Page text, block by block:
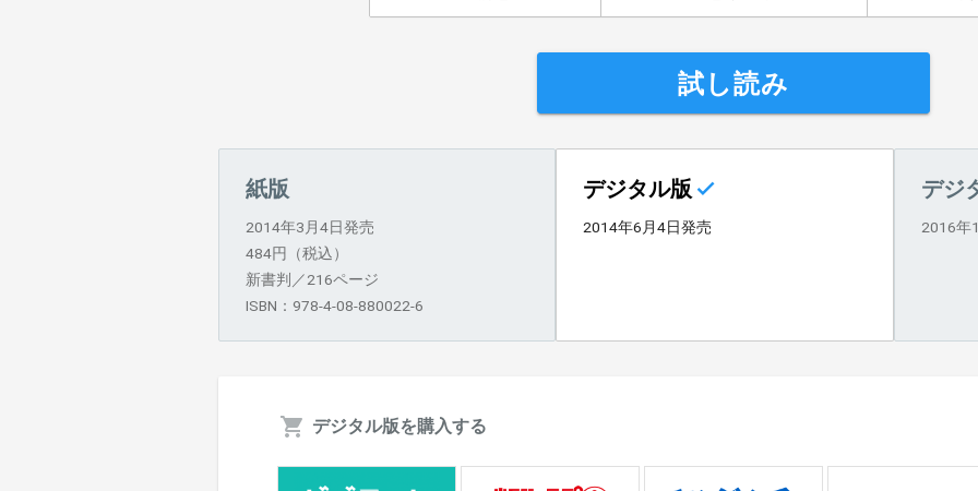
試し読み
紙版
2014年3月4日発売
484円（税込）
新書判／216ページ
ISBN：978-4-08-880022-6
デジタル版
2014年6月4日発売
デジ
2016年
デジタル版を購入する